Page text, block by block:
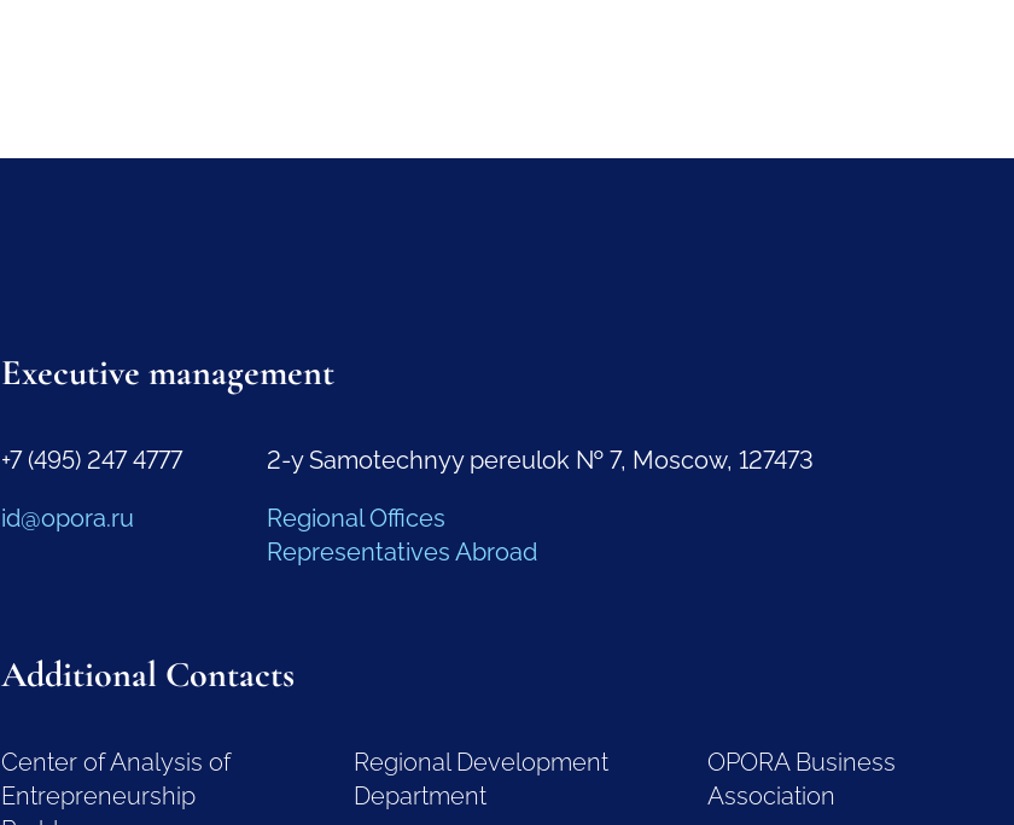
Executive management
+7 (495) 247 4777
id@opora.ru
2-y Samotechnyy pereulok № 7, Moscow, 127473
Regional Offices
Representatives Abroad
Additional Contacts
Center of Analysis of
Entrepreneurship
Regional Development
Department
OPORA Business
Association